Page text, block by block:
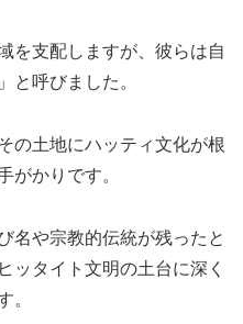
を支配しますが、彼らは自
と呼びました。
の土地にハッティ文化が根
がかりです。
名や宗教的伝統が残ったと
ッタイト文明の土台に深く
。